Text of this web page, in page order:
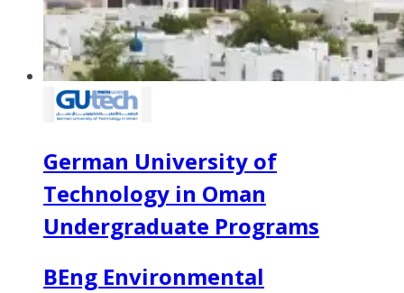
German University of
Technology in Oman
Undergraduate Programs
BEng Environmental